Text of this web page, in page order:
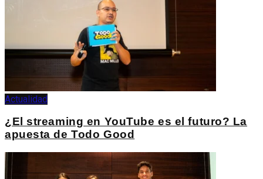
Actualidad
¿El streaming en YouTube es el futuro? La
apuesta de Todo Good